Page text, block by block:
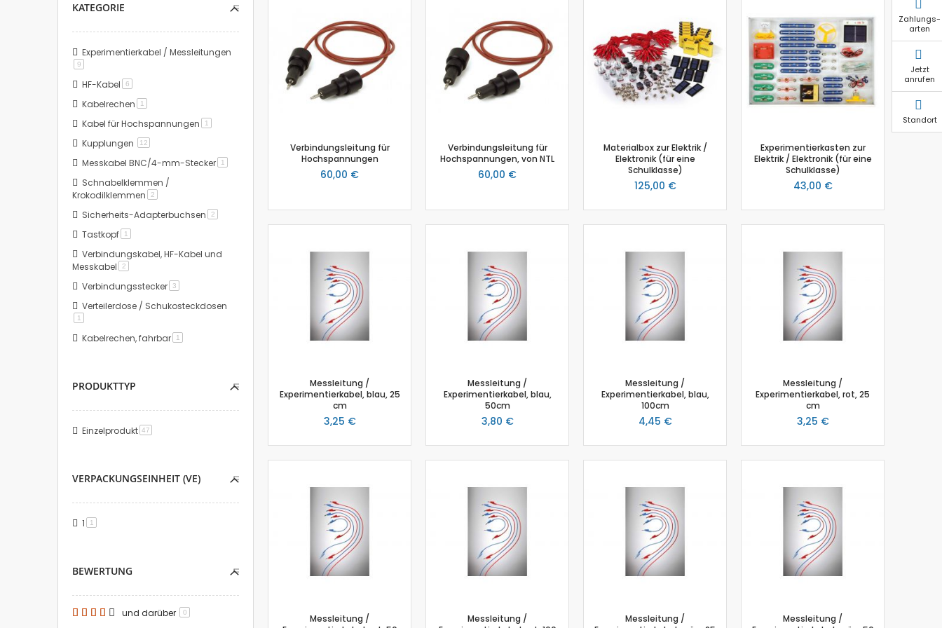
Atmungsgürtel
Beschleunigungssensor
Blutdrucksensor
CO2-Gas Sensor
Drucksensor
Feuchtigkeitssensor
Herzfrequenz
Photometer
pH-Sensor
pH - Elektrodenverstärker
Salzgehalt
Spirometer
Thermoelement-Sensor
Temperatursensor
Tropfenzähler
Timer
Absolutdrucksensor
NiCr-Ni-Adapter
Puls-Sensor
Temperatur-Box
Bodenfeuchtigkeit
Druckschalter
Verbindungsleitung für
Hochspannungen
60,00 €
Verbindungsleitung für
Hochspannungen, von NTL
60,00 €
Materialbox zur Elektrik /
Elektronik (für eine
Schulklasse)
125,00 €
Experimentierkasten zur
Elektrik / Elektronik (für eine
Schulklasse)
43,00 €
Messleitung /
Experimentierkabel, blau, 25
cm
3,25 €
Messleitung /
Experimentierkabel, blau,
50cm
3,80 €
Messleitung /
Experimentierkabel, blau,
100cm
4,45 €
Messleitung /
Experimentierkabel, rot, 25
cm
3,25 €
Messleitung /
Messleitung /
Messleitung /
Messleitung /
Zahlungs-
arten
Jetzt
anrufen
Standort
KATEGORIE
Experimentierkabel / Messleitungen
9Artikel
HF-Kabel 6Artikel
Kabelrechen 1
Kabel für Hochspannungen 1
Kupplungen 12
Messkabel BNC/4-mm-Stecker 1
Schnabelklemmen /
Krokodilklemmen
2Artikel
Sicherheits-Adapterbuchsen 2Artikel
Tastkopf 1
Verbindungskabel, HF-Kabel und
Messkabel
2Artikel
Verbindungsstecker 3Artikel
Verteilerdose / Schukosteckdosen
1
Kabelrechen, fahrbar 1
PRODUKTTYP
Einzelprodukt 47
VERPACKUNGSEINHEIT (VE)
1 1
BEWERTUNG
und darüber 0